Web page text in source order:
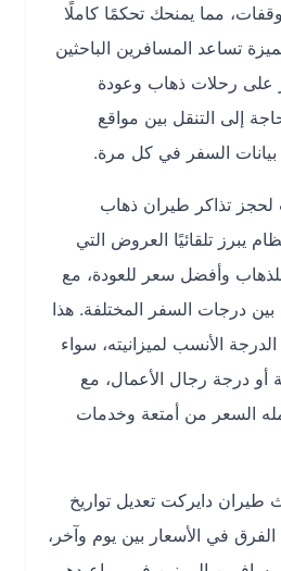
مما يمنحك تحكمًا كاملًا
المسافرين الباحثين
رحلات ذهاب وعودة
التنقل بين مواقع
السفر في كل مرة.
تذاكر طيران ذهاب
تلقائيًا العروض التي
وأفضل سعر للعودة، مع
السفر المختلفة. هذا
الأنسب لميزانيته، سواء
رجال الأعمال، مع
من أمتعة وخدمات
دايركت تعديل تواريخ
في الأسعار بين يوم وآخر،